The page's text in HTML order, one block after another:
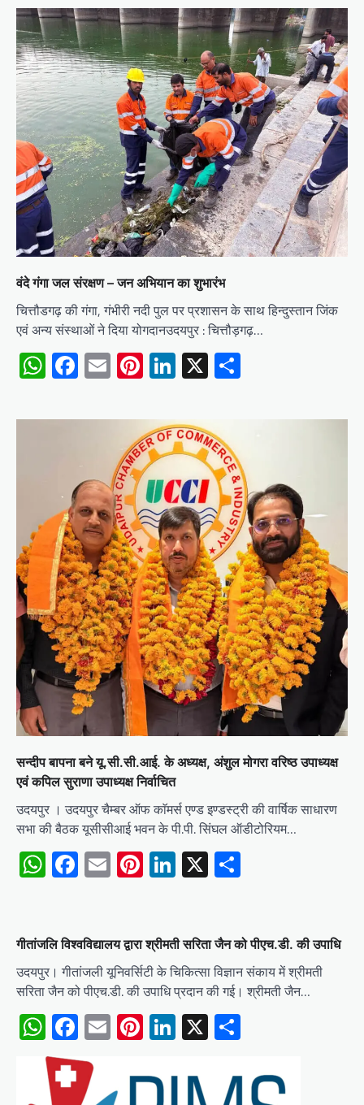
वंदे गंगा जल संरक्षण – जन अभियान का शुभारंभ
चित्तौडगढ़ की गंगा, गंभीरी नदी पुल पर प्रशासन के साथ हिन्दुस्तान जिंक
एवं अन्य संस्थाओं ने दिया योगदानउदयपुर : चित्तौड़गढ़…
WhatsApp
Facebook
EmailPinterest
LinkedIn
X
सन्दीप बापना बने यू.सी.सी.आई. के अध्यक्ष, अंशुल मोगरा वरिष्ठ उपाध्यक्ष
एवं कपिल सुराणा उपाध्यक्ष निर्वाचित
उदयपुर । उदयपुर चैम्बर ऑफ काॅमर्स एण्ड इण्डस्ट्री की वार्षिक साधारण
सभा की बैठक यूसीसीआई भवन के पी.पी. सिंघल ऑडीटोरियम…
WhatsApp
Facebook
EmailPinterest
LinkedIn
X
गीतांजलि विश्वविद्यालय द्वारा श्रीमती सरिता जैन को पीएच.डी. की उपाधि
उदयपुर। गीतांजली यूनिवर्सिटी के चिकित्सा विज्ञान संकाय में श्रीमती
सरिता जैन को पीएच.डी. की उपाधि प्रदान की गई। श्रीमती जैन…
WhatsApp
Facebook
EmailPinterest
LinkedIn
X